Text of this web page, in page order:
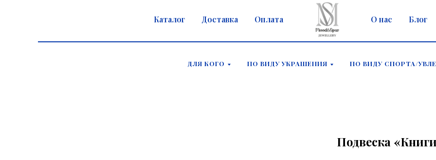
Каталог Доставка Оплата О нас Блог
ДЛЯ КОГО ПО ВИДУ УКРАШЕНИЯ ПО ВИДУ СПОРТА/
Подвеска